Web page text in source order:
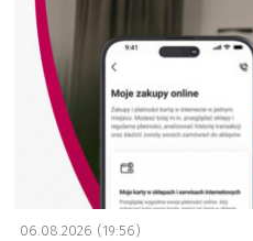
06.08.2026 (19:56)